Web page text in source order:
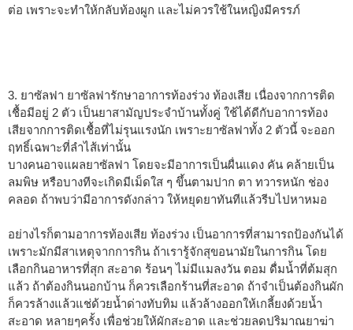
ต่อ เพราะจะทำให้กลับท้องผูก และไม่ควรใช้ในหญิงมีครรภ์
3. ยาซัลฟา ยาซัลฟารักษาอาการท้องร่วง ท้องเสีย เนื่องจากการติด
เชื้อมีอยู่ 2 ตัว เป็นยาสามัญประจำบ้านทั้งคู่ ใช้ได้ดีกับอาการท้อง
เสียจากการติดเชื้อที่ไม่รุนแรงนัก เพราะยาซัลฟาทั้ง 2 ตัวนี้ จะออก
ฤทธิ์เฉพาะที่ลำไส้เท่านั้น
บางคนอาจแผลยาซัลฟา โดยจะมีอาการเป็นผื่นแดง คัน คล้ายเป็น
ลมพิษ หรือบางทีจะเกิดมีเม็ดใส ๆ ขึ้นตามปาก ตา ทวารหนัก ช่อง
คลอด ถ้าพบว่ามีอาการดังกล่าว ให้หยุดยาทันทีแล้วรีบไปหาหมอ
อย่างไรก็ตามอาการท้องเสีย ท้องร่วง เป็นอาการที่สามารถป้องกันได้
เพราะมักมีสาเหตุจากการกิน ถ้าเรารู้จักสุขอนามัยในการกิน โดย
เลือกกินอาหารที่สุก สะอาด ร้อนๆ ไม่มีแมลงวัน ตอม ดื่มน้ำที่ต้มสุก
แล้ว ถ้าต้องกินนอกบ้าน ก็ควรเลือกร้านที่สะอาด ถ้าจำเป็นต้องกินผัก
ก็ควรล้างแล้วแช่ด้วยน้ำด่างทับทิม แล้วล้างออกให้เกลี้ยงด้วยน้ำ
สะอาด หลายๆครั้ง เพื่อช่วยให้ผักสะอาด และช่วยลดปริมาณยาฆ่า